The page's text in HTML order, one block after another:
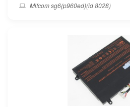
SangerMifcom sg6(p960ed)(id 8028)